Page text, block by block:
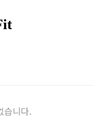
습니다.